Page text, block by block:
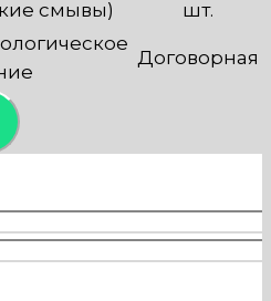
смывы)
шт.
Договорная